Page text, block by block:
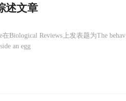
述文章
Biological Reviews上发表题为The behav
an egg